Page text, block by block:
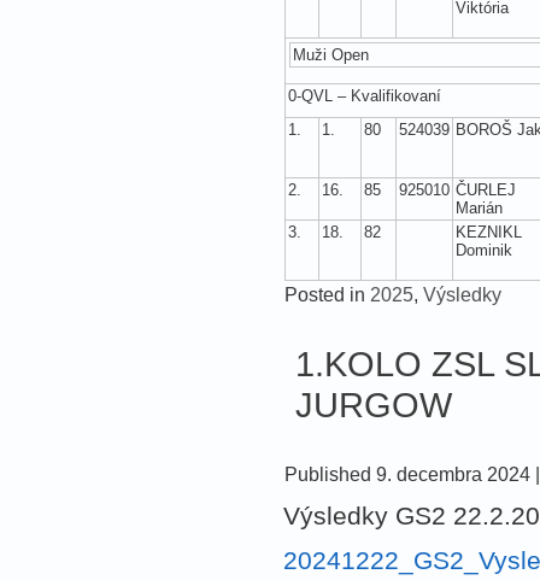
Viktória
Muži Open
0-QVL – Kvalifikovaní
1.
1. 80 524039 BOROŠ
2. 16. 85 925010 ČURLEJ
Marián
3.
18. 82
KEZNIKL
Dominik
Posted in 2025, Výsledky
1.KOLO ZSL
JURGOW
Published 9. decembra 2024
Výsledky GS2